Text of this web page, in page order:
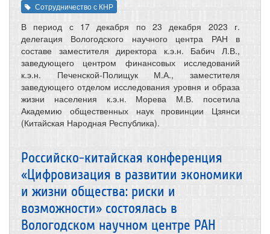
Сотрудничество с КНР
В период с 17 декабря по 23 декабря 2023 г.
делегация Вологодского научного центра РАН в
составе заместителя директора к.э.н. Бабич Л.В.,
заведующего центром финансовых исследований
к.э.н. Печенской-Полищук М.А., заместителя
заведующего отделом исследования уровня и образа
жизни населения к.э.н. Морева М.В. посетила
Академию общественных наук провинции Цзянси
(Китайская Народная Республика).
Российско-китайская конференция
«Цифровизация в развитии экономики
и жизни общества: риски и
возможности» состоялась в
Вологодском научном центре РАН